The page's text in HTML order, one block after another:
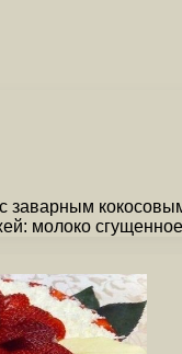
заварным
молоко